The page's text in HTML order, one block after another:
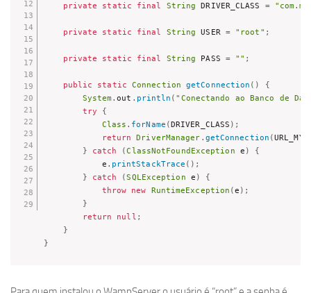
private static final String DRIVER_CLASS =
private static final String USER = "root" ;
private static final String PASS = "" ;
public static Connection getConnection ( )
{
System.out . println ( "Conectando ao Banco de
try
{
Class . forName (DRIVER_CLASS ) ;
return DriverManager . getConnection (
}
catch (ClassNotFoundException e )
{
			e
. printStackTrace ( ) ;
}
catch (SQLException e )
{
throw new RuntimeException (e ) ;
}
return
null ;
}
}